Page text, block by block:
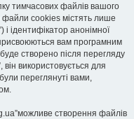
тимчасових файлів вашого
cookies містять лише
і ідентифікатор анонімної
присвоюються вам програмним
створено після перегляду
використовується для
переглянуті вами,
створення файлів